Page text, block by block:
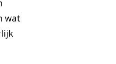
wat